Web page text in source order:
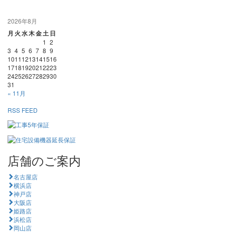
2026年8月
月 火水木金土 日
1 2
3 4 5 6 7 8 9
10111213141516
17181920212223
24252627282930
31
« 11月
RSS FEED
店舗のご案内
名古屋店
横浜店
神戸店
大阪店
姫路店
浜松店
岡山店